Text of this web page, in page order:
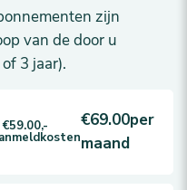
zijn
van de door u
3 jaar).
€59.00,- €69.00per
maand